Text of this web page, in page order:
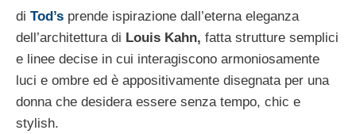
di Tod’s prende ispirazione dall’eterna eleganza
dell’architettura di Louis Kahn, fatta strutture semplici
e linee decise in cui interagiscono armoniosamente
luci e ombre ed è appositivamente disegnata per una
donna che desidera essere senza tempo, chic e
stylish.